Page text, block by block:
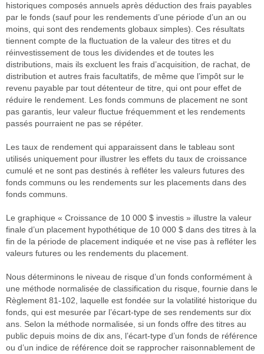
historiques composés annuels après déduction des frais payables
par le fonds (sauf pour les rendements d’une période d’un an ou
moins, qui sont des rendements globaux simples). Ces résultats
tiennent compte de la fluctuation de la valeur des titres et du
réinvestissement de tous les dividendes et de toutes les
distributions, mais ils excluent les frais d’acquisition, de rachat, de
distribution et autres frais facultatifs, de même que l’impôt sur le
revenu payable par tout détenteur de titre, qui ont pour effet de
réduire le rendement. Les fonds communs de placement ne sont
pas garantis, leur valeur fluctue fréquemment et les rendements
passés pourraient ne pas se répéter.
Les taux de rendement qui apparaissent dans le tableau sont
utilisés uniquement pour illustrer les effets du taux de croissance
cumulé et ne sont pas destinés à refléter les valeurs futures des
fonds communs ou les rendements sur les placements dans des
fonds communs.
Le graphique « Croissance de 10 000 $ investis » illustre la valeur
finale d’un placement hypothétique de 10 000 $ dans des titres à la
fin de la période de placement indiquée et ne vise pas à refléter les
valeurs futures ou les rendements du placement.
Nous déterminons le niveau de risque d’un fonds conformément à
une méthode normalisée de classification du risque, fournie dans le
Règlement 81-102, laquelle est fondée sur la volatilité historique du
fonds, qui est mesurée par l’écart-type de ses rendements sur dix
ans. Selon la méthode normalisée, si un fonds offre des titres au
public depuis moins de dix ans, l’écart-type d’un fonds de référence
ou d’un indice de référence doit se rapprocher raisonnablement de